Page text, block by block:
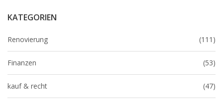
KATEGORIEN
Renovierung (111)
Finanzen (53)
kauf & recht (47)